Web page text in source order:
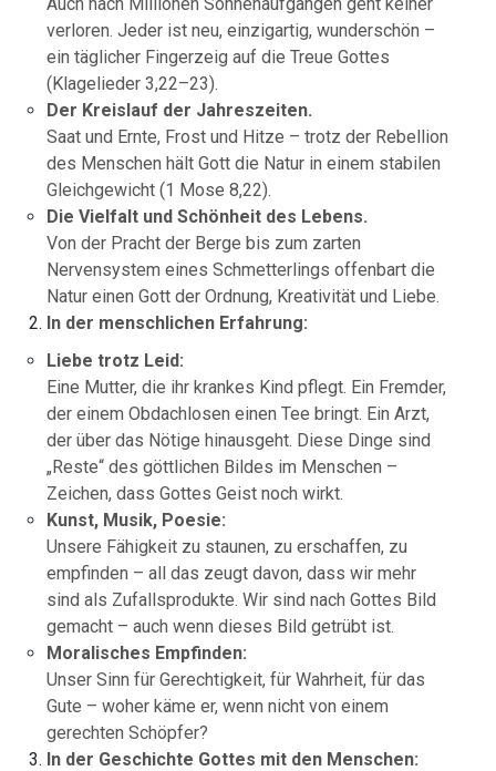
verloren. Jeder ist neu, einzigartig, wunderschön –
ein täglicher Fingerzeig auf die Treue Gottes
(Klagelieder 3,22–23).
Der Kreislauf der Jahreszeiten.
Saat und Ernte, Frost und Hitze – trotz der Rebellion
des Menschen hält Gott die Natur in einem stabilen
Gleichgewicht (1 Mose 8,22).
Die Vielfalt und Schönheit des Lebens.
Von der Pracht der Berge bis zum zarten
Nervensystem eines Schmetterlings offenbart die
Natur einen Gott der Ordnung, Kreativität und Liebe.
In der menschlichen Erfahrung:
Liebe trotz Leid:
Eine Mutter, die ihr krankes Kind pflegt. Ein Fremder,
der einem Obdachlosen einen Tee bringt. Ein Arzt,
der über das Nötige hinausgeht. Diese Dinge sind
„Reste“ des göttlichen Bildes im Menschen –
Zeichen, dass Gottes Geist noch wirkt.
Kunst, Musik, Poesie:
Unsere Fähigkeit zu staunen, zu erschaffen, zu
empfinden – all das zeugt davon, dass wir mehr
sind als Zufallsprodukte. Wir sind nach Gottes Bild
gemacht – auch wenn dieses Bild getrübt ist.
Moralisches Empfinden:
Unser Sinn für Gerechtigkeit, für Wahrheit, für das
Gute – woher käme er, wenn nicht von einem
gerechten Schöpfer?
In der Geschichte Gottes mit den Menschen: